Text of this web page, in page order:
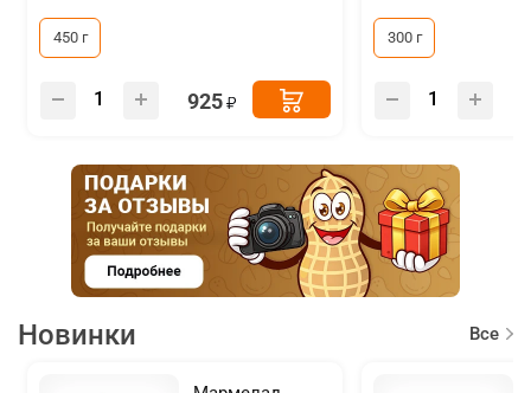
450 г
925
300 г
Новинки
Все